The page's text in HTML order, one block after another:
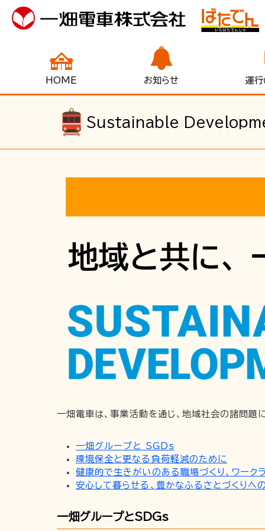
HOME お知らせ 運行
Sustainable
一畑電車は、事業活動を通じ、地域社会の諸問
一畑グループと SGDs
環境保全と更なる負荷軽減のために
健康的で生きがいのある職場づくり、ワーク
安心して暮らせる、豊かなふるさとづくりへ
一畑グループとSDGs